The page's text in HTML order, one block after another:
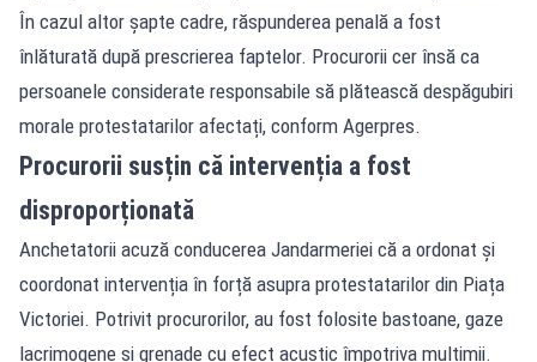
În cazul altor șapte cadre, răspunderea penală a fost
înlăturată după prescrierea faptelor. Procurorii cer însă ca
persoanele considerate responsabile să plătească despăgubiri
morale protestatarilor afectați, conform Agerpres.
Procurorii susțin că intervenția a fost
disproporționată
Anchetatorii acuză conducerea Jandarmeriei că a ordonat și
coordonat intervenția în forță asupra protestatarilor din Piața
Victoriei. Potrivit procurorilor, au fost folosite bastoane, gaze
lacrimogene și grenade cu efect acustic împotriva mulțimii.